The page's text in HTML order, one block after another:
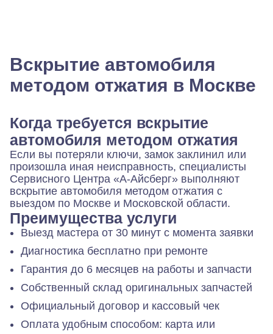
Вскрытие автомобиля
методом отжатия в Москве
Когда требуется вскрытие
автомобиля методом отжатия
Если вы потеряли ключи, замок заклинил или
произошла иная неисправность, специалисты
Сервисного Центра «А-Айсберг» выполняют
вскрытие автомобиля методом отжатия с
выездом по Москве и Московской области.
Преимущества услуги
Выезд мастера от 30 минут с момента заявки
Диагностика бесплатно при ремонте
Гарантия до 6 месяцев на работы и запчасти
Собственный склад оригинальных запчастей
Официальный договор и кассовый чек
Оплата удобным способом: карта или